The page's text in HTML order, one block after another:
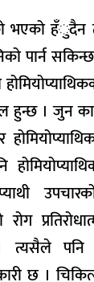
हँुदैन
पार्न
हुन्छ । जुन
रोग
पनि
छ ।